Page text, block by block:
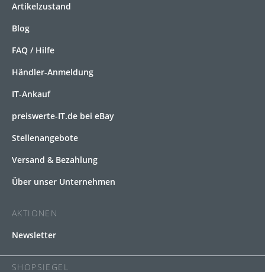
Artikelzustand
Blog
FAQ / Hilfe
Händler-Anmeldung
IT-Ankauf
preiswerte-IT.de bei eBay
Stellenangebote
Versand & Bezahlung
Über unser Unternehmen
AKTIONEN
Newsletter
SHOPSIEGEL